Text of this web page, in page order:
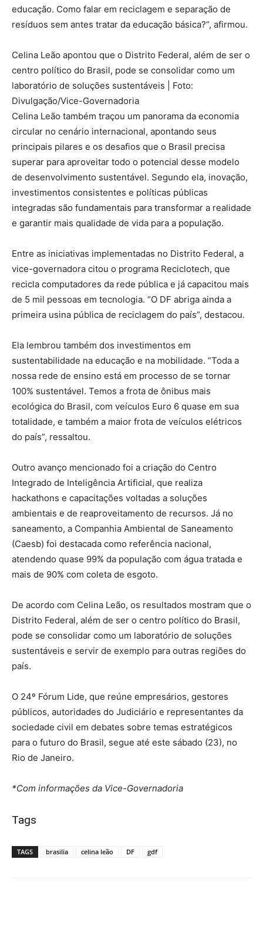
educação. Como falar em reciclagem e separação de
resíduos sem antes tratar da educação básica?”, afirmou.
Celina Leão apontou que o Distrito Federal, além de ser o
centro político do Brasil, pode se consolidar como um
laboratório de soluções sustentáveis | Foto:
Divulgação/Vice-Governadoria
Celina Leão também traçou um panorama da economia
circular no cenário internacional, apontando seus
principais pilares e os desafios que o Brasil precisa
superar para aproveitar todo o potencial desse modelo
de desenvolvimento sustentável. Segundo ela, inovação,
investimentos consistentes e políticas públicas
integradas são fundamentais para transformar a realidade
e garantir mais qualidade de vida para a população.
Entre as iniciativas implementadas no Distrito Federal, a
vice-governadora citou o programa Reciclotech, que
recicla computadores da rede pública e já capacitou mais
de 5 mil pessoas em tecnologia. “O DF abriga ainda a
primeira usina pública de reciclagem do país”, destacou.
Ela lembrou também dos investimentos em
sustentabilidade na educação e na mobilidade. “Toda a
nossa rede de ensino está em processo de se tornar
100% sustentável. Temos a frota de ônibus mais
ecológica do Brasil, com veículos Euro 6 quase em sua
totalidade, e também a maior frota de veículos elétricos
do país”, ressaltou.
Outro avanço mencionado foi a criação do Centro
Integrado de Inteligência Artificial, que realiza
hackathons e capacitações voltadas a soluções
ambientais e de reaproveitamento de recursos. Já no
saneamento, a Companhia Ambiental de Saneamento
(Caesb) foi destacada como referência nacional,
atendendo quase 99% da população com água tratada e
mais de 90% com coleta de esgoto.
De acordo com Celina Leão, os resultados mostram que o
Distrito Federal, além de ser o centro político do Brasil,
pode se consolidar como um laboratório de soluções
sustentáveis e servir de exemplo para outras regiões do
país.
O 24º Fórum Lide, que reúne empresários, gestores
públicos, autoridades do Judiciário e representantes da
sociedade civil em debates sobre temas estratégicos
para o futuro do Brasil, segue até este sábado (23), no
Rio de Janeiro.
*Com informações da Vice-Governadoria
Tags
TAGS brasilia celina leão DF gdf